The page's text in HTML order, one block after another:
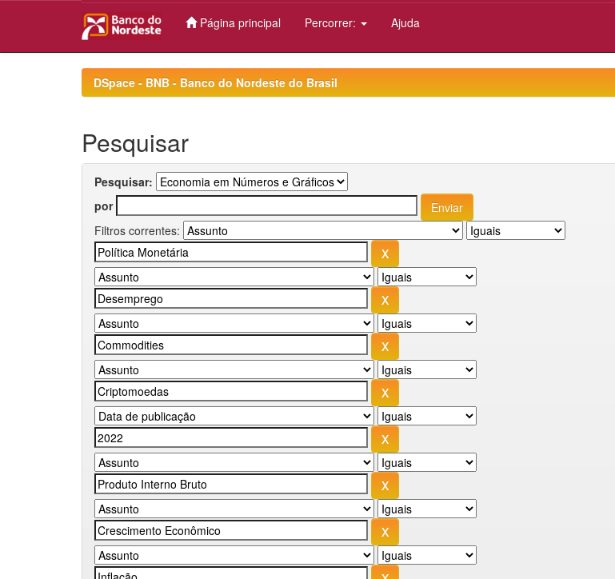
Página principal Percorrer: Ajuda
DSpace - BNB - Banco do Nordeste do Brasil
Pesquisar
Pesquisar:
por
Filtros correntes: